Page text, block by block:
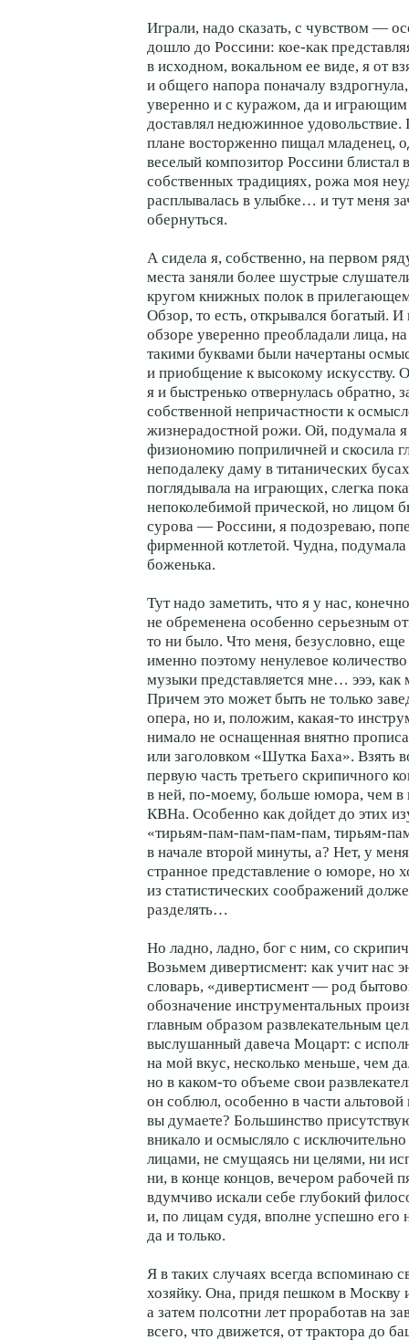
Играли, надо сказать, с чувством —
дошло до Россини: кое-как
в исходном, вокальном ее виде, я от
и общего напора поначалу
уверенно и с куражом, да и играющим
доставлял недюжинное удовольствие.
плане восторженно пищал младенец,
веселый композитор Россини блистал
собственных традициях, рожа моя
расплывалась в улыбке… и тут меня
обернуться.
А сидела я, собственно, на первом
места заняли более шустрые
кругом книжных полок в
Обзор, то есть, открывался богатый. И
обзоре уверенно преобладали лица,
такими буквами были начертаны
и приобщение к высокому искусству.
я и быстренько отвернулась обратно,
собственной непричастности к
жизнерадостной рожи. Ой, подумала
физиономию поприличней и скосила
неподалеку даму в титанических
поглядывала на играющих, слегка
непоколебимой прической, но лицом
сурова — Россини, я подозреваю,
фирменной котлетой. Чудна, подумала
боженька.
Тут надо заметить, что я у нас,
не обременена особенно серьезным
то ни было. Что меня, безусловно,
именно поэтому ненулевое
музыки представляется мне… эээ,
Причем это может быть не только
опера, но и, положим, какая-то
нимало не оснащенная внятно
или заголовком «Шутка Баха». Взять
первую часть третьего скрипичного
в ней, по-моему, больше юмора, чем в
КВНа. Особенно как дойдет до этих
«тирьям-пам-пам-пам-пам, тирьям-
в начале второй минуты, а? Нет, у
странное представление о юморе, но
из статистических соображений
разделять…
Но ладно, ладно, бог с ним, со
Возьмем дивертисмент: как учит нас
словарь, «дивертисмент — род
обозначение инструментальных
главным образом развлекательным
выслушанный давеча Моцарт: с
на мой вкус, несколько меньше, чем
но в каком-то объеме свои
он соблюл, особенно в части
вы думаете? Большинство
вникало и осмысляло с
лицами, не смущаясь ни целями, ни
ни, в конце концов, вечером рабочей
вдумчиво искали себе глубокий
и, по лицам судя, вполне успешно его
да и только.
Я в таких случаях всегда вспоминаю
хозяйку. Она, придя пешком в Москву
а затем полсотни лет проработав на
всего, что движется, от трактора до